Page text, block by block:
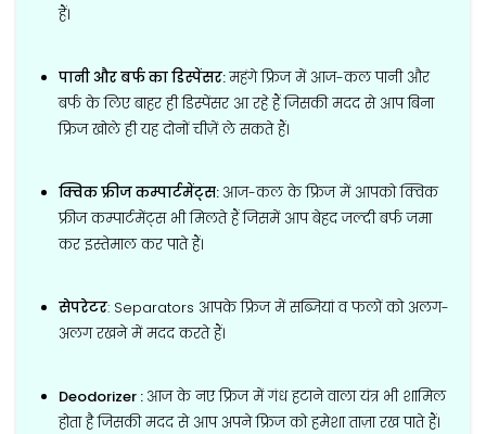
हैं।
पानी और बर्फ का डिस्पेंसर:महंगे फ्रिज में आज-कल पानी और
बर्फ के लिए बाहर ही डिस्पेंसर आ रहे हैं जिसकी मदद से आप बिना
फ्रिज खोले ही यह दोनों चीज़ें ले सकते हैं।
क्विक फ्रीज कम्पार्टमेंट्स: आज-कल के फ्रिज में आपको क्विक
फ्रीज कम्पार्टमेंट्स भी मिलते हैं जिसमें आप बेहद जल्दी बर्फ जमा
कर इस्तेमाल कर पाते हैं।
सेपरेटर: Separators आपके फ्रिज में सब्जियां व फलों को अलग-
अलग रखने में मदद करते हैं।
Deodorizer : आज के नए फ्रिज में गंध हटाने वाला यंत्र भी शामिल
होता है जिसकी मदद से आप अपने फ्रिज को हमेशा ताज़ा रख पाते हैं।